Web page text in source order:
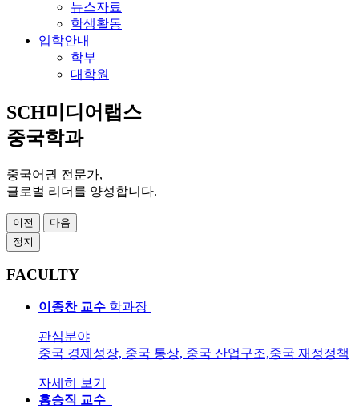
뉴스자료
학생활동
입학안내
학부
대학원
SCH미디어랩스
중국학과
중국어권 전문가,
글로벌 리더를 양성합니다.
이전
다음
정지
FACULTY
이종찬교수 학과장
관심분야
중국 경제성장, 중국 통상, 중국 산업구조,중국 재정정책
자세히 보기
홍승직 교수